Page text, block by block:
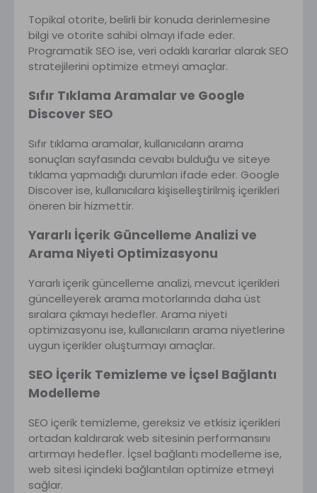
Topikal otorite, belirli bir konuda derinlemesine
bilgi ve otorite sahibi olmayı ifade eder.
Programatik SEO ise, veri odaklı kararlar alarak SEO
stratejilerini optimize etmeyi amaçlar.
Sıfır Tıklama Aramalar ve Google
Discover SEO
Sıfır tıklama aramalar, kullanıcıların arama
sonuçları sayfasında cevabı bulduğu ve siteye
tıklama yapmadığı durumları ifade eder. Google
Discover ise, kullanıcılara kişiselleştirilmiş içerikleri
öneren bir hizmettir.
Yararlı İçerik Güncelleme Analizi ve
Arama Niyeti Optimizasyonu
Yararlı içerik güncelleme analizi, mevcut içerikleri
güncelleyerek arama motorlarında daha üst
sıralara çıkmayı hedefler. Arama niyeti
optimizasyonu ise, kullanıcıların arama niyetlerine
uygun içerikler oluşturmayı amaçlar.
SEO İçerik Temizleme ve İçsel Bağlantı
Modelleme
SEO içerik temizleme, gereksiz ve etkisiz içerikleri
ortadan kaldırarak web sitesinin performansını
artırmayı hedefler. İçsel bağlantı modelleme ise,
web sitesi içindeki bağlantıları optimize etmeyi
sağlar.